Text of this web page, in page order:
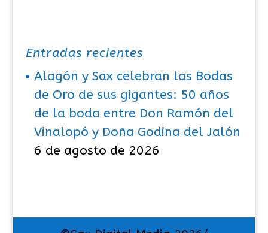
Entradas recientes
Alagón y Sax celebran las Bodas
de Oro de sus gigantes: 50 años
de la boda entre Don Ramón del
Vinalopó y Doña Godina del Jalón
6 de agosto de 2026